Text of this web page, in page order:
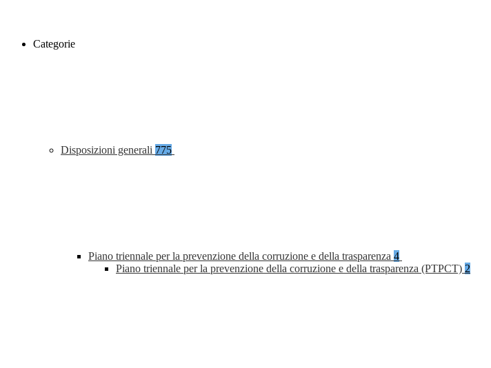
Categorie
Disposizioni generali 775
Piano triennale per la prevenzione della corruzione e della trasparenza 4
Piano triennale per la prevenzione della corruzione e della trasparenza (PTPCT) 2